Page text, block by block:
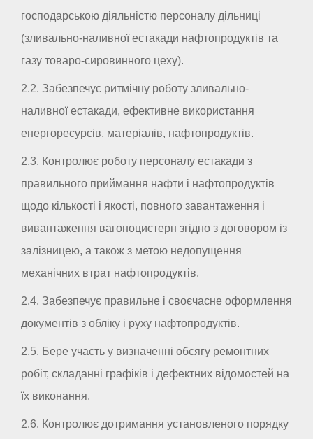
господарською діяльністю персоналу дільниці
(зливально-наливної естакади нафтопродуктів та
газу товаро-сировинного цеху).
2.2. Забезпечує ритмічну роботу зливально-
наливної естакади, ефективне використання
енергоресурсів, матеріалів, нафтопродуктів.
2.3. Контролює роботу персоналу естакади з
правильного приймання нафти і нафтопродуктів
щодо кількості і якості, повного завантаження і
вивантаження вагоноцистерн згідно з договором із
залізницею, а також з метою недопущення
механічних втрат нафтопродуктів.
2.4. Забезпечує правильне і своєчасне оформлення
документів з обліку і руху нафтопродуктів.
2.5. Бере участь у визначенні обсягу ремонтних
робіт, складанні графіків і дефектних відомостей на
їх виконання.
2.6. Контролює дотримання установленого порядку